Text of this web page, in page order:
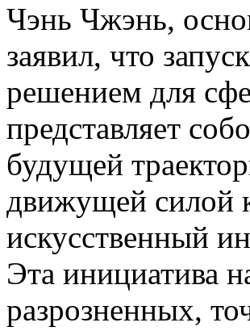
Чэнь Чжэнь,
заявил, что
решением для
представляет
будущей
движущей силой
искусственный
Эта инициатива
разрозненных,